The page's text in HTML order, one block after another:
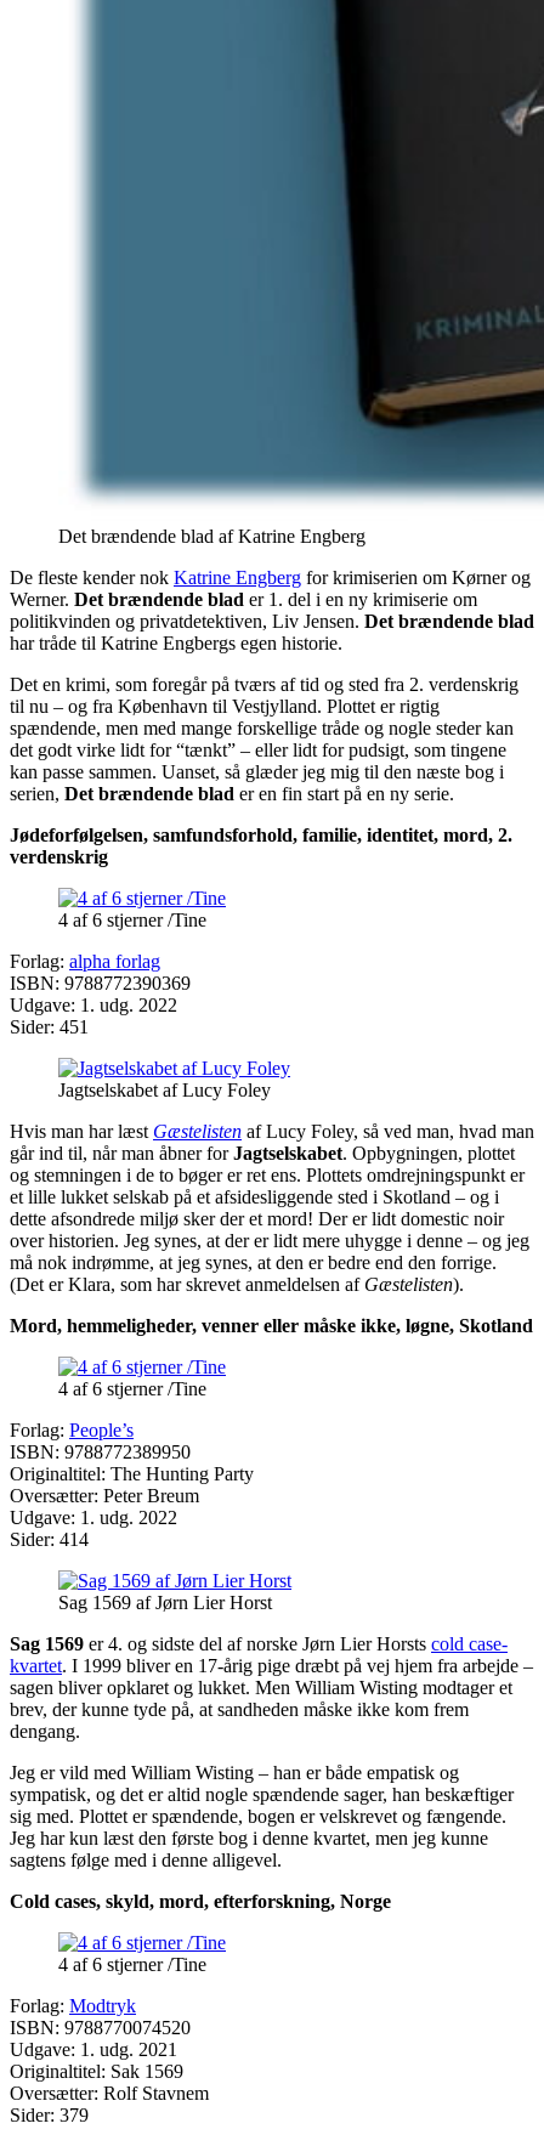
Det brændende blad af Katrine Engberg
De fleste kender nok Katrine Engberg for krimiserien om Kørner og
Werner. Det brændende blad er 1. del i en ny krimiserie om
politikvinden og privatdetektiven, Liv Jensen. Det brændende blad
har tråde til Katrine Engbergs egen historie.
Det en krimi, som foregår på tværs af tid og sted fra 2. verdenskrig
til nu – og fra København til Vestjylland. Plottet er rigtig
spændende, men med mange forskellige tråde og nogle steder kan
det godt virke lidt for “tænkt” – eller lidt for pudsigt, som tingene
kan passe sammen. Uanset, så glæder jeg mig til den næste bog i
serien, Det brændende blad er en fin start på en ny serie.
Jødeforfølgelsen, samfundsforhold, familie, identitet, mord, 2.
verdenskrig
4 af 6 stjerner /Tine
Forlag: alpha forlag
ISBN: 9788772390369
Udgave: 1. udg. 2022
Sider: 451
Jagtselskabet af Lucy Foley
Hvis man har læst Gæstelisten af Lucy Foley, så ved man, hvad man
går ind til, når man åbner forJagtselskabet. Opbygningen, plottet
og stemningen i de to bøger er ret ens. Plottets omdrejningspunkt er
et lille lukket selskab på et afsidesliggende sted i Skotland – og i
dette afsondrede miljø sker der et mord! Der er lidt domestic noir
over historien. Jeg synes, at der er lidt mere uhygge i denne – og jeg
må nok indrømme, at jeg synes, at den er bedre end den forrige.
(Det er Klara, som har skrevet anmeldelsen af Gæstelisten).
Mord, hemmeligheder, venner eller måske ikke, løgne, Skotland
4 af 6 stjerner /Tine
Forlag: People’s
ISBN: 9788772389950
Originaltitel: The Hunting Party
Oversætter: Peter Breum
Udgave: 1. udg. 2022
Sider: 414
Sag 1569 af Jørn Lier Horst
Sag 1569 er 4. og sidste del af norske Jørn Lier Horsts cold case-
kvartet. I 1999 bliver en 17-årig pige dræbt på vej hjem fra arbejde –
sagen bliver opklaret og lukket. Men William Wisting modtager et
brev, der kunne tyde på, at sandheden måske ikke kom frem
dengang.
Jeg er vild med William Wisting – han er både empatisk og
sympatisk, og det er altid nogle spændende sager, han beskæftiger
sig med. Plottet er spændende, bogen er velskrevet og fængende.
Jeg har kun læst den første bog i denne kvartet, men jeg kunne
sagtens følge med i denne alligevel.
Cold cases, skyld, mord, efterforskning, Norge
4 af 6 stjerner /Tine
Forlag: Modtryk
ISBN: 9788770074520
Udgave: 1. udg. 2021
Originaltitel: Sak 1569
Oversætter: Rolf Stavnem
Sider: 379